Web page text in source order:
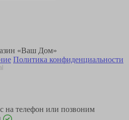
«Ваш Дом»
Политика конфиденциальности
на телефон или позвоним